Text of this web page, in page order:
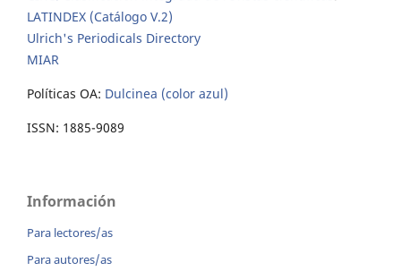
LATINDEX (Catálogo V.2)
Ulrich's Periodicals Directory
MIAR
Políticas OA: Dulcinea (color azul)
ISSN: 1885-9089
Información
Para lectores/as
Para autores/as